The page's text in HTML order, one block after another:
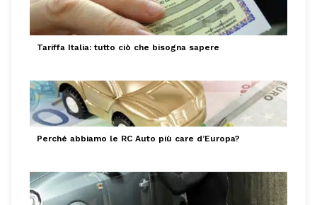
Tariffa Italia: tutto ciò che bisogna sapere
Perché abbiamo le RC Auto più care d’Europa?